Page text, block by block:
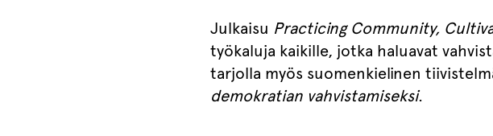
Julkaisu Practicing Community,
työkaluja kaikille, jotka haluavat
tarjolla myös suomenkielinen
demokratian vahvistamiseksi.